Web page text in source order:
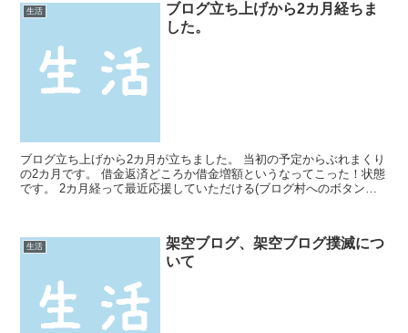
生活
ブログ立ち上げから2カ月経ちま
した。
ブログ立ち上げから2カ月が立ちました。 当初の予定からぶれまくり
の2カ月です。 借金返済どころか借金増額というなってこった！状態
です。 2カ月経って最近応援していただける(ブログ村へのボタンを
生活
架空ブログ、架空ブログ撲滅につ
いて